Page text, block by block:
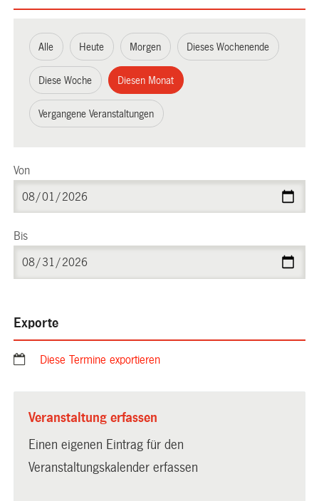
Alle Heute Morgen Dieses Wochenende
Diese Woche Diesen Monat
Vergangene Veranstaltungen
Von
Bis
Exporte
Diese Termine exportieren
Veranstaltung erfassen
Einen eigenen Eintrag für den
Veranstaltungskalender erfassen